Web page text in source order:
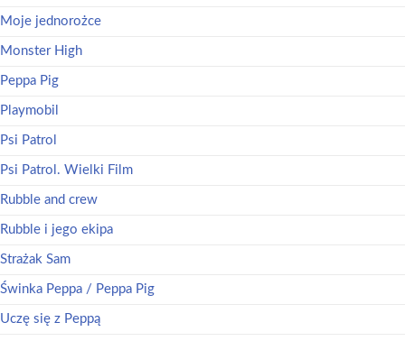
Moje jednorożce
Monster High
Peppa Pig
Playmobil
Psi Patrol
Psi Patrol. Wielki Film
Rubble and crew
Rubble i jego ekipa
Strażak Sam
Świnka Peppa / Peppa Pig
Uczę się z Peppą